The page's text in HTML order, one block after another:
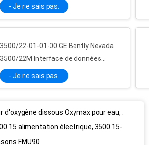
- Je ne sais pas.
3500/22-01-01-00 GE Bently Nevada
3500/22M Interface de données
transitoires
- Je ne sais pas.